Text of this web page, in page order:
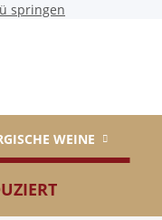
springen
WEINE